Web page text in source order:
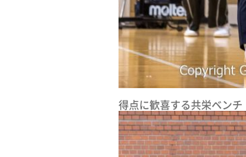
得点に歓喜する共栄ベンチ